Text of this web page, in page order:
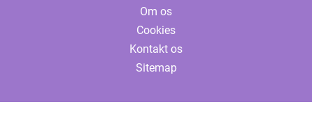
Om os
Cookies
Kontakt os
Sitemap